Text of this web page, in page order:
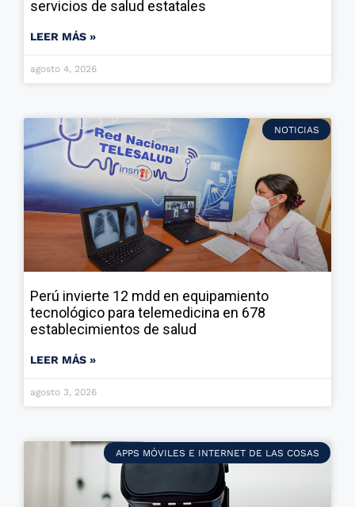
servicios de salud estatales
LEER MÁS »
agosto 4, 2026
NOTICIAS
Perú invierte 12 mdd en equipamiento
tecnológico para telemedicina en 678
establecimientos de salud
LEER MÁS »
agosto 3, 2026
APPS MÓVILES E INTERNET DE LAS COSAS